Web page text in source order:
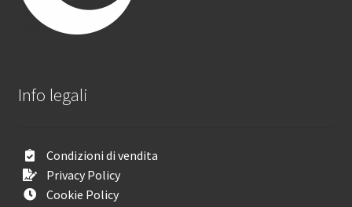
Info legali
Condizioni di vendita
Privacy Policy
Cookie Policy